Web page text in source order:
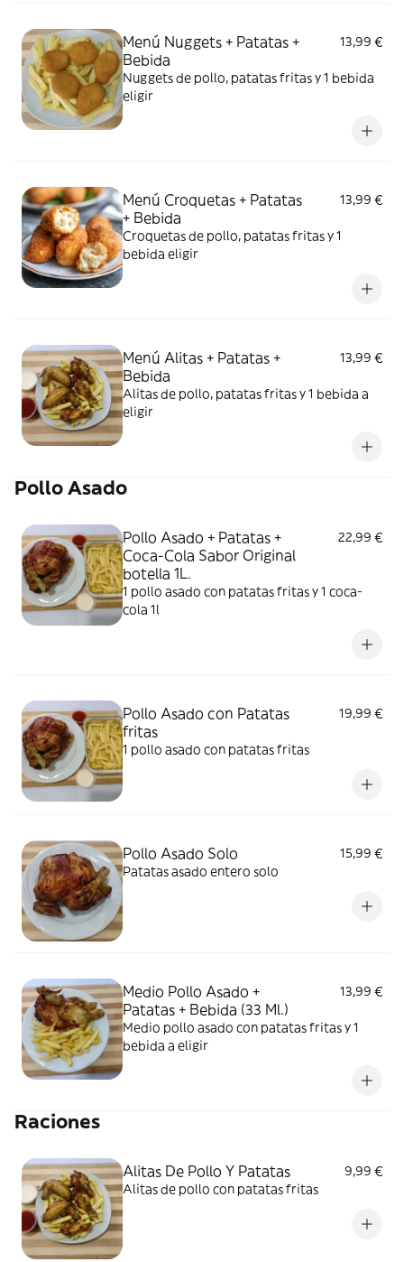
Menú Nuggets + Patatas +
Bebida
13,99 €
Nuggets de pollo, patatas fritas y 1 bebida
eligir
Menú Croquetas + Patatas
+ Bebida
13,99 €
Croquetas de pollo, patatas fritas y 1
bebida eligir
Menú Alitas + Patatas +
Bebida
13,99 €
Alitas de pollo, patatas fritas y 1 bebida a
eligir
Pollo Asado
Pollo Asado + Patatas +
Coca-Cola Sabor Original
botella 1L.
22,99 €
1 pollo asado con patatas fritas y 1 coca-
cola 1l
Pollo Asado con Patatas
fritas
19,99 €
1 pollo asado con patatas fritas
Pollo Asado Solo
15,99 €
Patatas asado entero solo
Medio Pollo Asado +
Patatas + Bebida (33 Ml.)
13,99 €
Medio pollo asado con patatas fritas y 1
bebida a eligir
Raciones
Alitas De Pollo Y Patatas
9,99 €
Alitas de pollo con patatas fritas